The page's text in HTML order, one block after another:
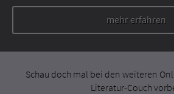
mehr erfahren
Schau doch mal bei den weiteren
Literatur-Couch